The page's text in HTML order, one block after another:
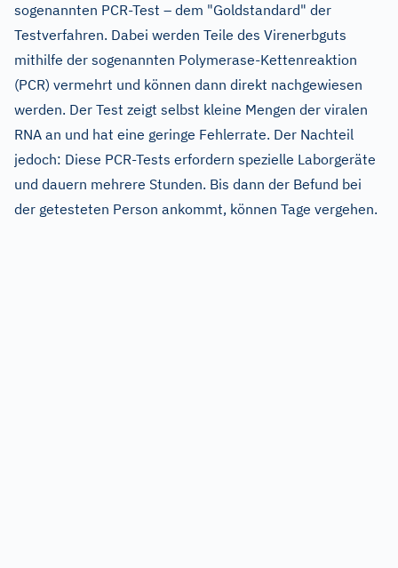
sogenannten PCR-Test – dem "Goldstandard" der
Testverfahren. Dabei werden Teile des Virenerbguts
mithilfe der sogenannten Polymerase-Kettenreaktion
(PCR) vermehrt und können dann direkt nachgewiesen
werden. Der Test zeigt selbst kleine Mengen der viralen
RNA an und hat eine geringe Fehlerrate. Der Nachteil
jedoch: Diese PCR-Tests erfordern spezielle Laborgeräte
und dauern mehrere Stunden. Bis dann der Befund bei
der getesteten Person ankommt, können Tage vergehen.